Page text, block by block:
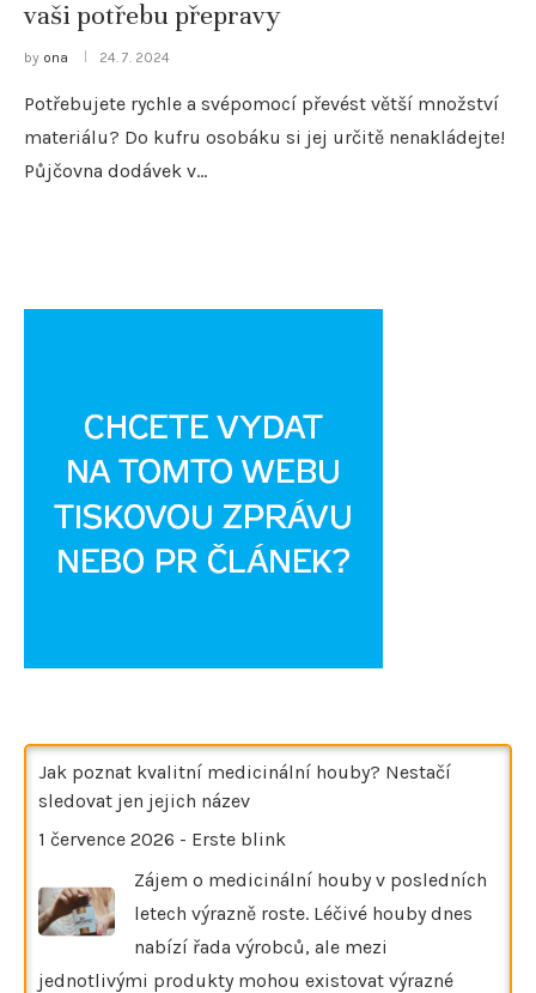
vaši potřebu přepravy
by ona 24. 7. 2024
Potřebujete rychle a svépomocí převést větší množství
materiálu? Do kufru osobáku si jej určitě nenakládejte!
Půjčovna dodávek v…
Jak poznat kvalitní medicinální houby? Nestačí
sledovat jen jejich název
1 července 2026 - Erste blink
Zájem o medicinální houby v posledních
letech výrazně roste. Léčivé houby dnes
nabízí řada výrobců, ale mezi
jednotlivými produkty mohou existovat výrazné